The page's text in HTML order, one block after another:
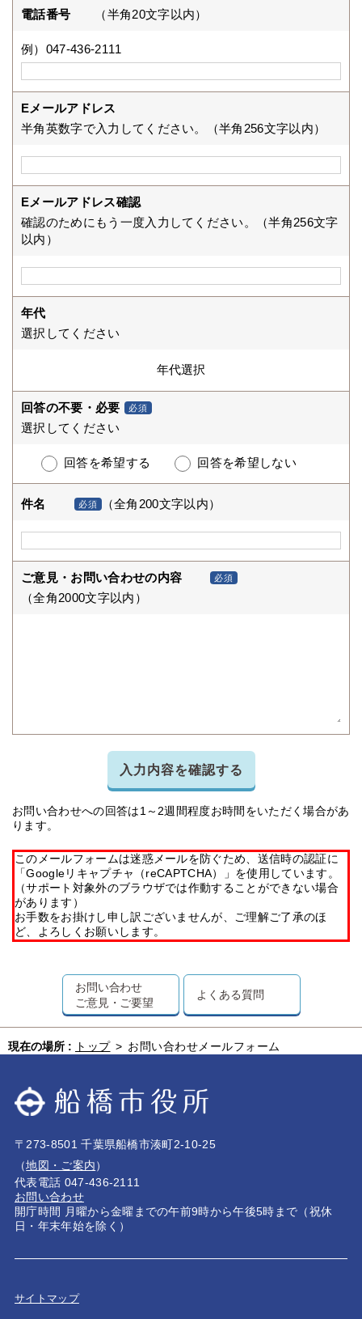
電話番号 （半角20文字以内）
例）047-436-2111
Eメールアドレス
半角英数字で入力してください。（半角256文字以内）
Eメールアドレス確認
確認のためにもう一度入力してください。（半角256文字
以内）
年代
選択してください
回答の不要・必要 必須
選択してください
回答を希望する 回答を希望しない
件名 必須 （全角200文字以内）
ご意見・お問い合わせの内容 必須
（全角2000文字以内）
入力内容を確認する
お問い合わせへの回答は1～2週間程度お時間をいただく場合があ
ります。
このメールフォームは迷惑メールを防ぐため、送信時の認証に
「Googleリキャプチャ（reCAPTCHA）」を使用しています。
（サポート対象外のブラウザでは作動することができない場合
があります）
お手数をお掛けし申し訳ございませんが、ご理解ご了承のほ
ど、よろしくお願いします。
お問い合わせ
ご意見・ご要望
よくある質問
現在の場所 : トップ > お問い合わせメールフォーム
〒273-8501 千葉県船橋市湊町2-10-25
（地図・ご案内）
代表電話 047-436-2111
お問い合わせ
開庁時間 月曜から金曜までの午前9時から午後5時まで（祝休
日・年末年始を除く）
サイトマップ